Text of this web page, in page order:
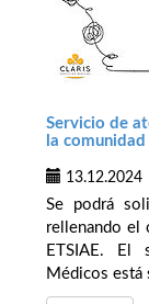
Servicio de
la comunidad
13.12.2024
Se podrá
rellenando el
ETSIAE. El
Médicos está